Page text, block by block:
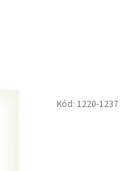
Kód: 1220-1237